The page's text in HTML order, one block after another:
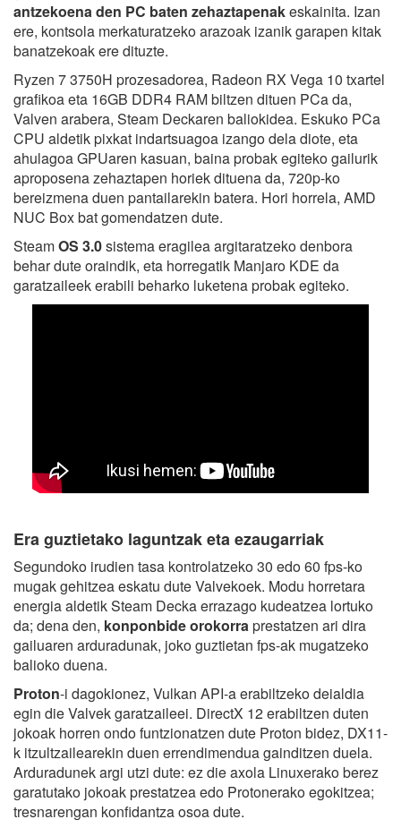
antzekoena den PC baten zehaztapenakeskainita. Izan
ere, kontsola merkaturatzeko arazoak izanik garapen kitak
banatzekoak ere dituzte.
Ryzen 7 3750H prozesadorea, Radeon RX Vega 10 txartel
grafikoa eta 16GB DDR4 RAM biltzen dituen PCa da,
Valven arabera, Steam Deckaren baliokidea. Eskuko PCa
CPU aldetik pixkat indartsuagoa izango dela diote, eta
ahulagoa GPUaren kasuan, baina probak egiteko gailurik
aproposena zehaztapen horiek dituena da, 720p-ko
bereizmena duen pantailarekin batera. Hori horrela, AMD
NUC Box bat gomendatzen dute.
SteamOS 3.0sistema eragilea argitaratzeko denbora
behar dute oraindik, eta horregatik Manjaro KDE da
garatzaileek erabili beharko luketena probak egiteko.
Era guztietako laguntzak eta ezaugarriak
Segundoko irudien tasa kontrolatzeko 30 edo 60 fps-ko
mugak gehitzea eskatu dute Valvekoek. Modu horretara
energia aldetik Steam Decka errazago kudeatzea lortuko
da; dena den, konponbide orokorra prestatzen ari dira
gailuaren arduradunak, joko guztietan fps-ak mugatzeko
balioko duena.
Proton-i dagokionez, Vulkan API-a erabiltzeko deialdia
egin die Valvek garatzaileei. DirectX 12 erabiltzen duten
jokoak horren ondo funtzionatzen dute Proton bidez, DX11-
k itzultzailearekin duen errendimendua gainditzen duela.
Arduradunek argi utzi dute: ez die axola Linuxerako berez
garatutako jokoak prestatzea edo Protonerako egokitzea;
tresnarengan konfidantza osoa dute.